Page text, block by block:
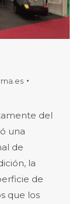
del
una
de
la
de
que los